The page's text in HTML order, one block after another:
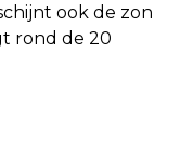
ook de zon
rond de 20